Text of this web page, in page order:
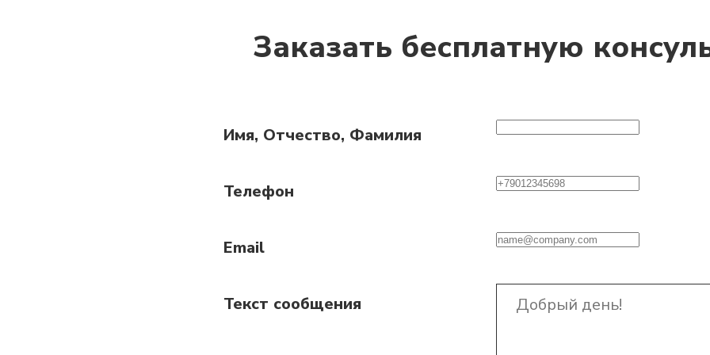
Заказать бесплатную
Имя, Отчество, Фамилия
Телефон
Email
Текст сообщения